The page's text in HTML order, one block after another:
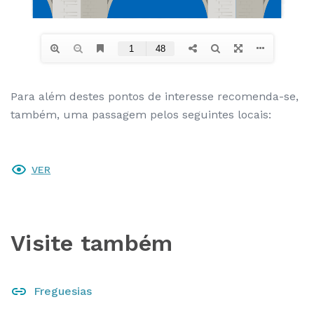
Para além destes pontos de interesse recomenda-se,
também, uma passagem pelos seguintes locais:
VER
Visite também
Freguesias